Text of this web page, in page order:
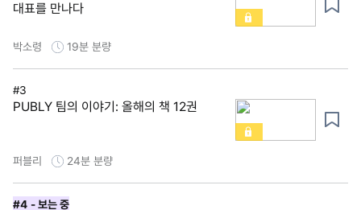
대표를 만나다
박소령 19분 분량
#3
PUBLY 팀의 이야기: 올해의 책 12권
퍼블리 24분 분량
#4 - 보는 중